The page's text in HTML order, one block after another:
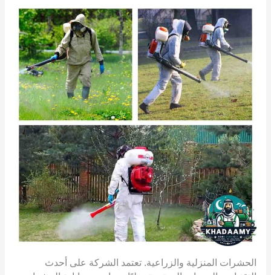
الحشرات المنزلية والزراعية. تعتمد الشركة على أحدث